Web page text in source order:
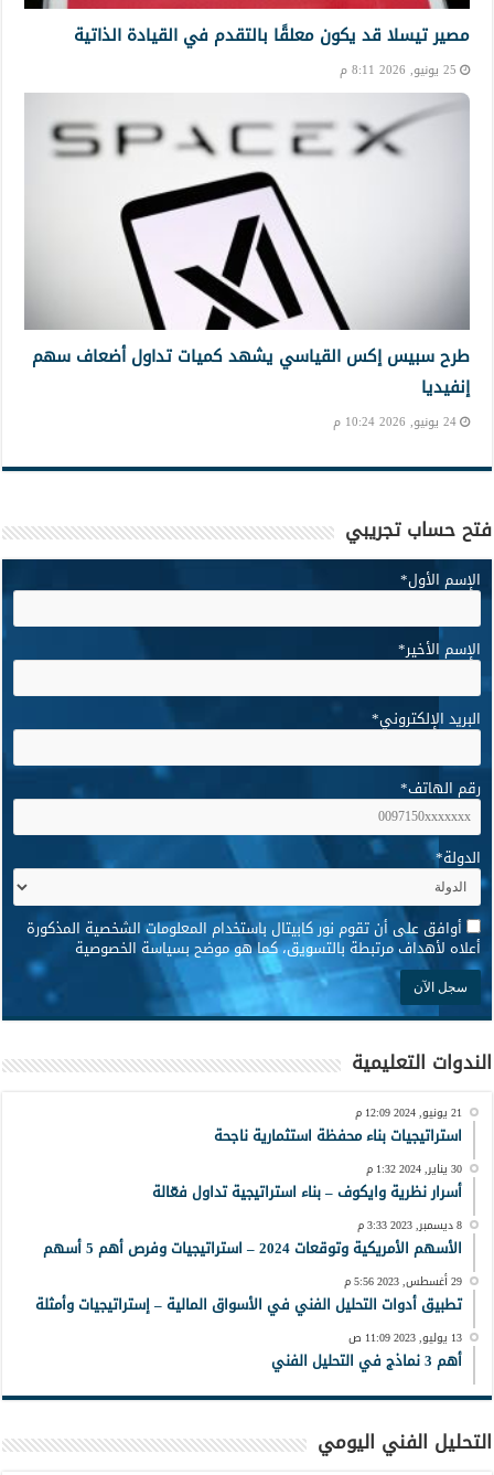
مصير تيسلا قد يكون معلقًا بالتقدم في القيادة الذاتية
25 يونيو, 2026 8:11 م
طرح سبيس إكس القياسي يشهد كميات تداول أضعاف سهم
إنفيديا
24 يونيو, 2026 10:24 م
فتح حساب تجريبي
الإسم الأول*
الإسم الأخير*
البريد الإلكتروني*
رقم الهاتف*
الدولة*
* أوافق على أن تقوم نور كابيتال باستخدام المعلومات الشخصية المذكورة
أعلاه لأهداف مرتبطة بالتسويق، كما هو موضح بسياسة الخصوصية
الندوات التعليمية
21 يونيو, 2024 12:09 م
استراتيجيات بناء محفظة استثمارية ناجحة
30 يناير, 2024 1:32 م
أسرار نظرية وايكوف – بناء استراتيجية تداول فعّالة
8 ديسمبر, 2023 3:33 م
الأسهم الأمريكية وتوقعات 2024 – استراتيجيات وفرص أهم 5 أسهم
29 أغسطس, 2023 5:56 م
تطبيق أدوات التحليل الفني في الأسواق المالية – إستراتيجيات وأمثلة
13 يوليو, 2023 11:09 ص
أهم 3 نماذج في التحليل الفني
التحليل الفني اليومي